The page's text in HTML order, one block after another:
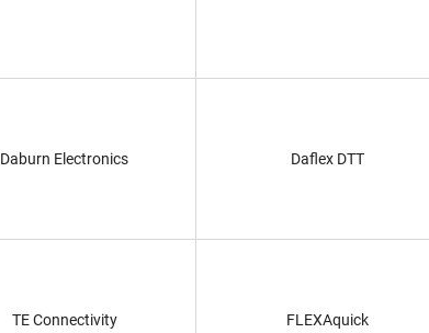
Daburn Electronics Daflex DTT
TE Connectivity FLEXAquick